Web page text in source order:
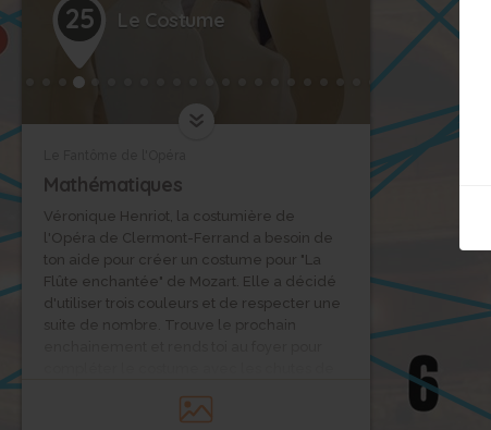
1
5
25 Le Costume
Mathématiques
Véronique Henriot, la costumière de
l'Opéra de Clermont-Ferrand a besoin de
ton aide pour créer un costume pour "La
Flûte enchantée" de Mozart. Elle a décidé
d'utiliser trois couleurs et de respecter une
suite de nombre. Trouve le prochain